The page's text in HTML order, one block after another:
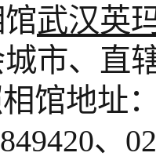
武汉英
市、直
馆地址
、